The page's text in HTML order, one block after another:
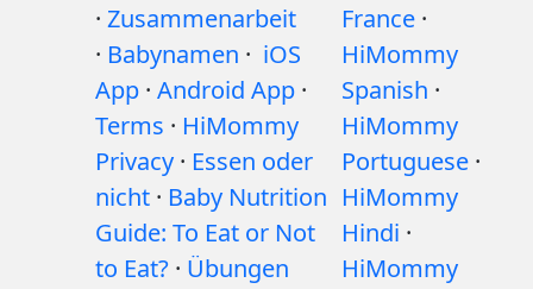
· Zusammenarbeit
· Babynamen · iOS
App · Android App ·
Terms · HiMommy
Privacy · Essen oder
nicht · Baby Nutrition
Guide: To Eat or Not
to Eat? · Übungen
France ·
HiMommy
Spanish ·
HiMommy
Portuguese ·
HiMommy
Hindi ·
HiMommy